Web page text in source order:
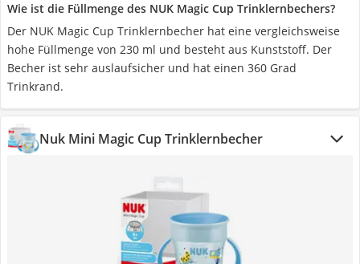
Wie ist die Füllmenge des NUK Magic Cup Trinklernbechers?
Der NUK Magic Cup Trinklernbecher hat eine vergleichsweise
hohe Füllmenge von 230 ml und besteht aus Kunststoff. Der
Becher ist sehr auslaufsicher und hat einen 360 Grad
Trinkrand.
Nuk Mini Magic Cup Trinklernbecher